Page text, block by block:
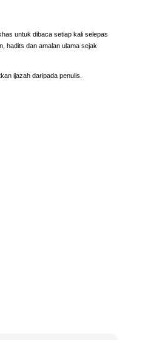
untuk dibaca setiap kali selepas
hadits dan amalan ulama sejak
ijazah daripada penulis.